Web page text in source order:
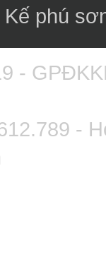
phú
-
-